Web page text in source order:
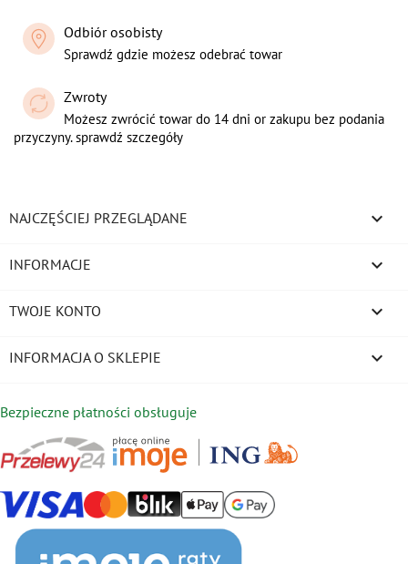
Odbiór osobisty
Sprawdź gdzie możesz odebrać towar
Zwroty
Możesz zwrócić towar do 14 dni or zakupu bez podania
przyczyny. sprawdź szczegóły
NAJCZĘŚCIEJ PRZEGLĄDANE 
INFORMACJE 
TWOJE KONTO 
INFORMACJA O SKLEPIE keyboard_arrow_down
Bezpieczne płatności obsługuje